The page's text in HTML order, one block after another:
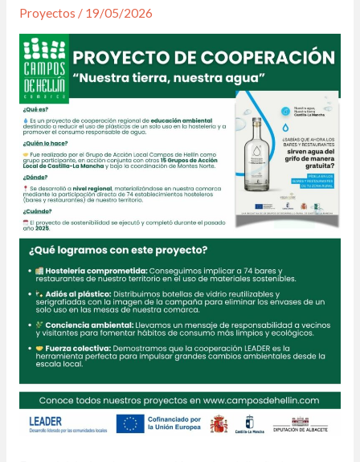
Proyectos / 19/05/2026
–
«Nuestra
tierra,
nuestra
agua»